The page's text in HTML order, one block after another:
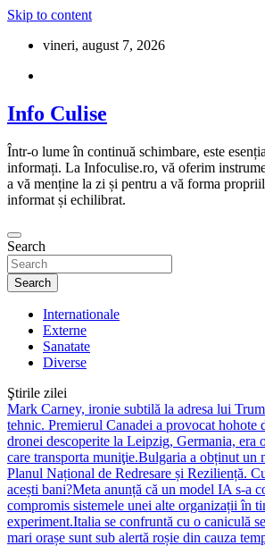
Skip to content
vineri, august 7, 2026
Info Culise
Într-o lume în continuă schimbare, este
informați. La Infoculise.ro, vă oferim
a vă menține la zi și pentru a vă forma
informat și echilibrat.
Search
Search
Internationale
Externe
Sanatate
Diverse
Ştirile zilei
Mark Carney, ironie subtilă la adresa lui
tehnic. Premierul Canadei a provocat hohote
dronei descoperite la Leipzig, Germania, era
care transporta muniţie.Bulgaria a obținut un
Planul Național de Redresare și Reziliență.
acești bani?Meta anunță că un model IA s-a
compromis sistemele unei alte organizații în
experiment.Italia se confruntă cu o caniculă
mari orașe sunt sub alertă roșie din cauza